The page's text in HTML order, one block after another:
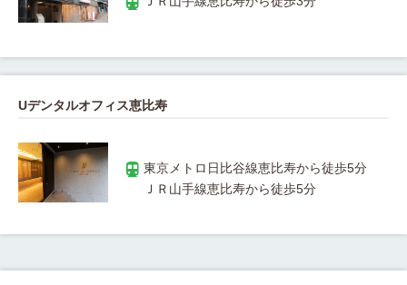
Uデンタルオフィス恵比寿